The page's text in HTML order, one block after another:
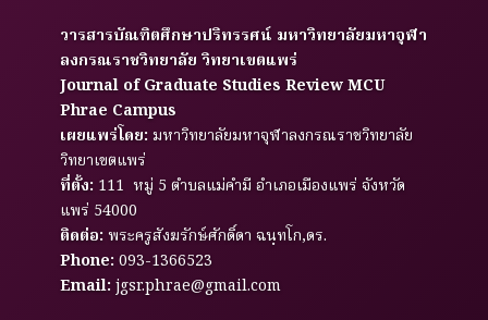
วารสารบัณฑิตศึกษาปริทรรศน์ มหาวิทยาลัยมหาจุฬา
ลงกรณราชวิทยาลัย วิทยาเขตแพร่
Journal of Graduate Studies Review MCU
Phrae Campus
เผยแพร่โดย: มหาวิทยาลัยมหาจุฬาลงกรณราชวิทยาลัย
วิทยาเขตแพร่
ที่ตั้ง: 111 หมู่ 5 ตำบลแม่คำมี อำเภอเมืองแพร่ จังหวัด
แพร่ 54000
ติดต่อ: พระครูสังฆรักษ์ศักดิ์ดา ฉนฺทโก,ดร.
Phone: 093-1366523
Email: jgsr.phrae@gmail.com